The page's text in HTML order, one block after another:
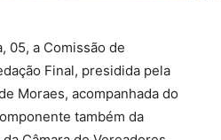
05, a Comissão de
Final, presidida pela
Moraes, acompanhada do
também da